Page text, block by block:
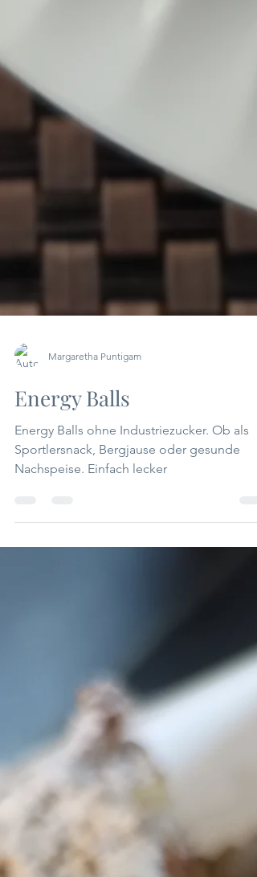
Energy Balls
Energy Balls ohne Industriezucker. Ob als
Sportlersnack, Bergjause oder gesunde